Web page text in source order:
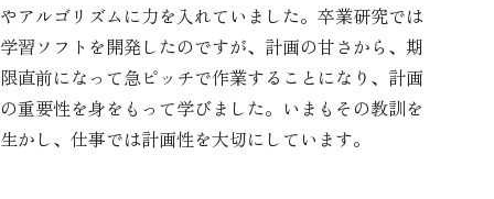
やアルゴリズムに力を入れていました。卒業研究では
学習ソフトを開発したのですが、計画の甘さから、期
限直前になって急ピッチで作業することになり、計画
の重要性を身をもって学びました。いまもその教訓を
生かし、仕事では計画性を大切にしています。